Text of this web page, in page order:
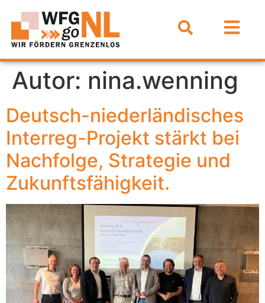
Autor: nina.wenning
Deutsch-niederländisches
Interreg-Projekt stärkt bei
Nachfolge, Strategie und
Zukunftsfähigkeit.